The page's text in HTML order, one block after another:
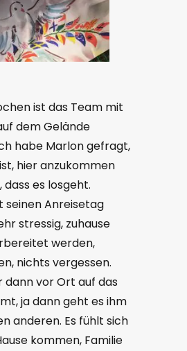
ist das Team mit
dem Gelände
habe Marlon gefragt,
hier anzukommen
dass es losgeht.
seinen Anreisetag
stressig, zuhause
werden,
nichts vergessen.
dann vor Ort auf das
ja dann geht es ihm
anderen. Es fühlt sich
kommen, Familie